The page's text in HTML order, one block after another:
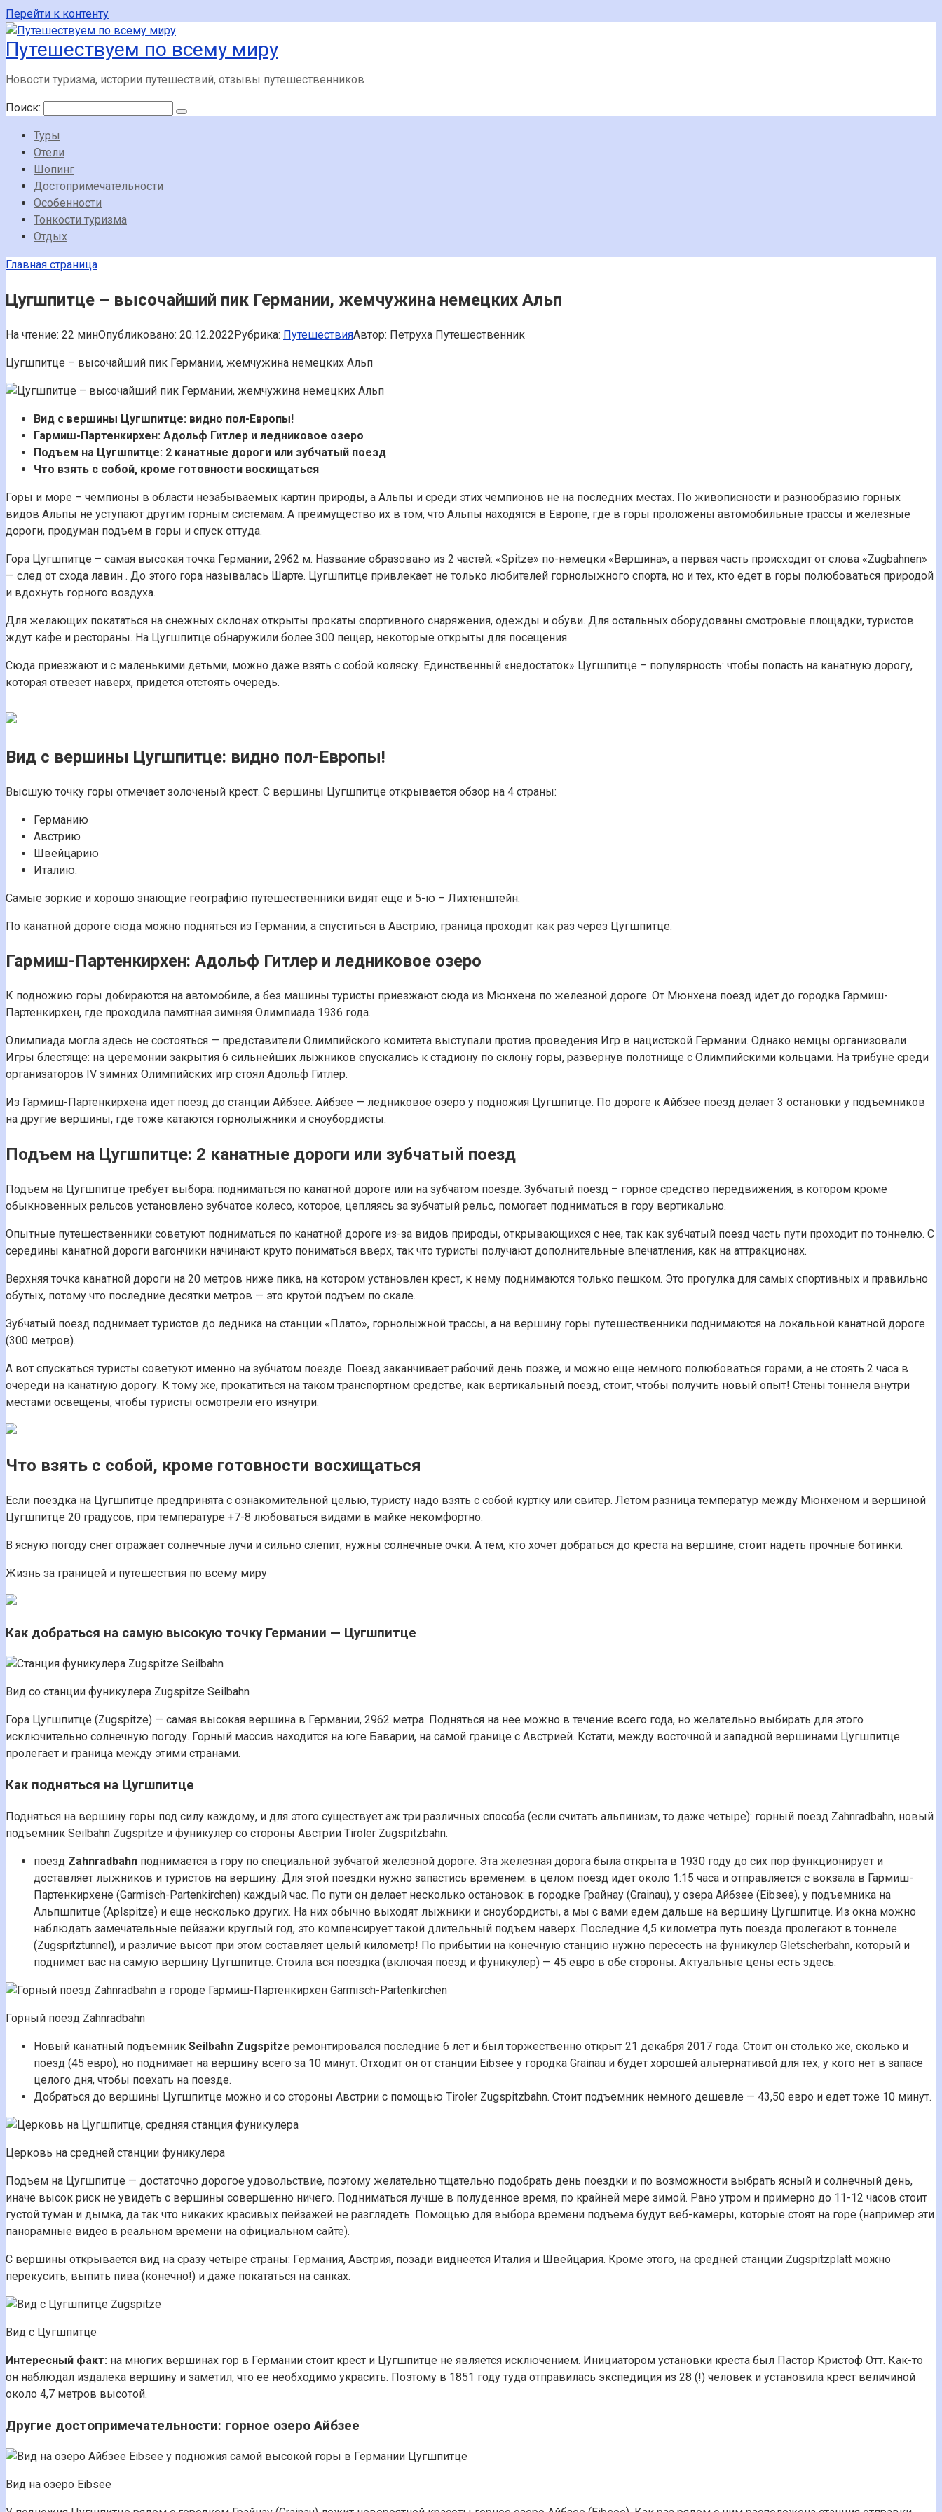
Перейти к контенту
Путешествуем по всему миру
Новости туризма, истории путешествий, отзывы путешественников
Поиск:
Туры
Отели
Шопинг
Достопримечательности
Особенности
Тонкости туризма
Отдых
Главная страница
Цугшпитце – высочайший пик Германии, жемчужина немецких Альп
На чтение: 22 минОпубликовано: 20.12.2022Рубрика: ПутешествияАвтор: Петруха Путешественник
Цугшпитце – высочайший пик Германии, жемчужина немецких Альп
Вид с вершины Цугшпитце: видно пол-Европы!
Гармиш-Партенкирхен: Адольф Гитлер и ледниковое озеро
Подъем на Цугшпитце: 2 канатные дороги или зубчатый поезд
Что взять с собой, кроме готовности восхищаться
Горы и море – чемпионы в области незабываемых картин природы, а Альпы и среди этих чемпионов не на последних местах. По живописности и разнообразию горных
видов Альпы не уступают другим горным системам. А преимущество их в том, что Альпы находятся в Европе, где в горы проложены автомобильные трассы и железные
дороги, продуман подъем в горы и спуск оттуда.
Гора Цугшпитце – самая высокая точка Германии, 2962 м. Название образовано из 2 частей: «Spitze» по-немецки «Вершина», а первая часть происходит от слова «Zugbahnen»
— след от схода лавин . До этого гора называлась Шарте. Цугшпитце привлекает не только любителей горнолыжного спорта, но и тех, кто едет в горы полюбоваться природой
и вдохнуть горного воздуха.
Для желающих покататься на снежных склонах открыты прокаты спортивного снаряжения, одежды и обуви. Для остальных оборудованы смотровые площадки, туристов
ждут кафе и рестораны. На Цугшпитце обнаружили более 300 пещер, некоторые открыты для посещения.
Сюда приезжают и с маленькими детьми, можно даже взять с собой коляску. Единственный «недостаток» Цугшпитце – популярность: чтобы попасть на канатную дорогу,
которая отвезет наверх, придется отстоять очередь.
Вид с вершины Цугшпитце: видно пол-Европы!
Высшую точку горы отмечает золоченый крест. С вершины Цугшпитце открывается обзор на 4 страны:
Германию
Австрию
Швейцарию
Италию.
Самые зоркие и хорошо знающие географию путешественники видят еще и 5-ю – Лихтенштейн.
По канатной дороге сюда можно подняться из Германии, а спуститься в Австрию, граница проходит как раз через Цугшпитце.
Гармиш-Партенкирхен: Адольф Гитлер и ледниковое озеро
К подножию горы добираются на автомобиле, а без машины туристы приезжают сюда из Мюнхена по железной дороге. От Мюнхена поезд идет до городка Гармиш-
Партенкирхен, где проходила памятная зимняя Олимпиада 1936 года.
Олимпиада могла здесь не состояться — представители Олимпийского комитета выступали против проведения Игр в нацистской Германии. Однако немцы организовали
Игры блестяще: на церемонии закрытия 6 сильнейших лыжников спускались к стадиону по склону горы, развернув полотнище с Олимпийскими кольцами. На трибуне среди
организаторов IV зимних Олимпийских игр стоял Адольф Гитлер.
Из Гармиш-Партенкирхена идет поезд до станции Айбзее. Айбзее — ледниковое озеро у подножия Цугшпитце. По дороге к Айбзее поезд делает 3 остановки у подъемников
на другие вершины, где тоже катаются горнолыжники и сноубордисты.
Подъем на Цугшпитце: 2 канатные дороги или зубчатый поезд
Подъем на Цугшпитце требует выбора: подниматься по канатной дороге или на зубчатом поезде. Зубчатый поезд – горное средство передвижения, в котором кроме
обыкновенных рельсов установлено зубчатое колесо, которое, цепляясь за зубчатый рельс, помогает подниматься в гору вертикально.
Опытные путешественники советуют подниматься по канатной дороге из-за видов природы, открывающихся с нее, так как зубчатый поезд часть пути проходит по тоннелю. С
середины канатной дороги вагончики начинают круто пониматься вверх, так что туристы получают дополнительные впечатления, как на аттракционах.
Верхняя точка канатной дороги на 20 метров ниже пика, на котором установлен крест, к нему поднимаются только пешком. Это прогулка для самых спортивных и правильно
обутых, потому что последние десятки метров — это крутой подъем по скале.
Зубчатый поезд поднимает туристов до ледника на станции «Плато», горнолыжной трассы, а на вершину горы путешественники поднимаются на локальной канатной дороге
(300 метров).
А вот спускаться туристы советуют именно на зубчатом поезде. Поезд заканчивает рабочий день позже, и можно еще немного полюбоваться горами, а не стоять 2 часа в
очереди на канатную дорогу. К тому же, прокатиться на таком транспортном средстве, как вертикальный поезд, стоит, чтобы получить новый опыт! Стены тоннеля внутри
местами освещены, чтобы туристы осмотрели его изнутри.
Что взять с собой, кроме готовности восхищаться
Если поездка на Цугшпитце предпринята с ознакомительной целью, туристу надо взять с собой куртку или свитер. Летом разница температур между Мюнхеном и вершиной
Цугшпитце 20 градусов, при температуре +7-8 любоваться видами в майке некомфортно.
В ясную погоду снег отражает солнечные лучи и сильно слепит, нужны солнечные очки. А тем, кто хочет добраться до креста на вершине, стоит надеть прочные ботинки.
Жизнь за границей и путешествия по всему миру
Как добраться на самую высокую точку Германии — Цугшпитце
Вид со станции фуникулера Zugspitze Seilbahn
Гора Цугшпитце (Zugspitze) — самая высокая вершина в Германии, 2962 метра. Подняться на нее можно в течение всего года, но желательно выбирать для этого
исключительно солнечную погоду. Горный массив находится на юге Баварии, на самой границе с Австрией. Кстати, между восточной и западной вершинами Цугшпитце
пролегает и граница между этими странами.
Как подняться на Цугшпитце
Подняться на вершину горы под силу каждому, и для этого существует аж три различных способа (если считать альпинизм, то даже четыре): горный поезд Zahnradbahn, новый
подъемник Seilbahn Zugspitze и фуникулер со стороны Австрии Tiroler Zugspitzbahn.
поезд Zahnradbahn поднимается в гору по специальной зубчатой железной дороге. Эта железная дорога была открыта в 1930 году до сих пор функционирует и
доставляет лыжников и туристов на вершину. Для этой поездки нужно запастись временем: в целом поезд идет около 1:15 часа и отправляется с вокзала в Гармиш-
Партенкирхене (Garmisch-Partenkirchen) каждый час. По пути он делает несколько остановок: в городке Грайнау (Grainau), у озера Айбзее (Eibsee), у подъемника на
Альпшпитце (Aplspitze) и еще несколько других. На них обычно выходят лыжники и сноубордисты, а мы с вами едем дальше на вершину Цугшпитце. Из окна можно
наблюдать замечательные пейзажи круглый год, это компенсирует такой длительный подъем наверх. Последние 4,5 километра путь поезда пролегают в тоннеле
(Zugspitztunnel), и различие высот при этом составляет целый километр! По прибытии на конечную станцию нужно пересесть на фуникулер Gletscherbahn, который и
поднимет вас на самую вершину Цугшпитце. Стоила вся поездка (включая поезд и фуникулер) — 45 евро в обе стороны. Актуальные цены есть здесь.
Горный поезд Zahnradbahn
Новый канатный подъемник Seilbahn Zugspitze ремонтировался последние 6 лет и был торжественно открыт 21 декабря 2017 года. Стоит он столько же, сколько и
поезд (45 евро), но поднимает на вершину всего за 10 минут. Отходит он от станции Eibsee у городка Grainau и будет хорошей альтернативой для тех, у кого нет в запасе
целого дня, чтобы поехать на поезде.
Добраться до вершины Цугшпитце можно и со стороны Австрии с помощью Tiroler Zugspitzbahn. Стоит подъемник немного дешевле — 43,50 евро и едет тоже 10 минут.
Церковь на средней станции фуникулера
Подъем на Цугшпитце — достаточно дорогое удовольствие, поэтому желательно тщательно подобрать день поездки и по возможности выбрать ясный и солнечный день,
иначе высок риск не увидеть с вершины совершенно ничего. Подниматься лучше в полуденное время, по крайней мере зимой. Рано утром и примерно до 11-12 часов стоит
густой туман и дымка, да так что никаких красивых пейзажей не разглядеть. Помощью для выбора времени подъема будут веб-камеры, которые стоят на горе (например эти
панорамные видео в реальном времени на официальном сайте).
С вершины открывается вид на сразу четыре страны: Германия, Австрия, позади виднеется Италия и Швейцария. Кроме этого, на средней станции Zugspitzplatt можно
перекусить, выпить пива (конечно!) и даже покататься на санках.
Вид с Цугшпитце
Интересный факт: на многих вершинах гор в Германии стоит крест и Цугшпитце не является исключением. Инициатором установки креста был Пастор Кристоф Отт. Как-то
он наблюдал издалека вершину и заметил, что ее необходимо украсить. Поэтому в 1851 году туда отправилась экспедиция из 28 (!) человек и установила крест величиной
около 4,7 метров высотой.
Другие достопримечательности: горное озеро Айбзее
Вид на озеро Eibsee